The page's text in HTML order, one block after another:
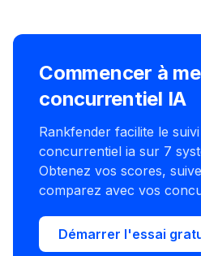
Commencer à
concurrentiel IA
Rankfender facilite le
concurrentiel ia sur 7
Obtenez vos scores,
comparez avec vos
Démarrer l'essai